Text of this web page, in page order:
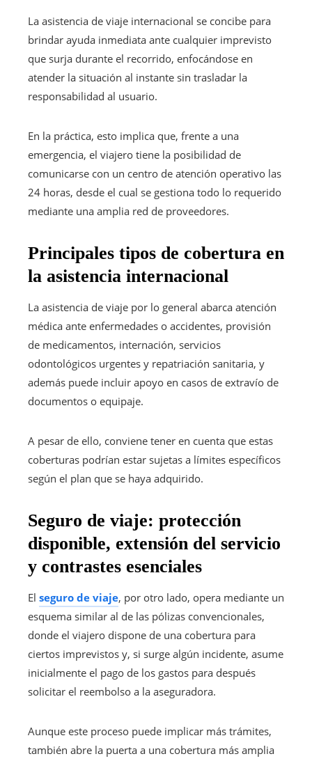
La asistencia de viaje internacional se concibe para
brindar ayuda inmediata ante cualquier imprevisto
que surja durante el recorrido, enfocándose en
atender la situación al instante sin trasladar la
responsabilidad al usuario.
En la práctica, esto implica que, frente a una
emergencia, el viajero tiene la posibilidad de
comunicarse con un centro de atención operativo las
24 horas, desde el cual se gestiona todo lo requerido
mediante una amplia red de proveedores.
Principales tipos de cobertura en
la asistencia internacional
La asistencia de viaje por lo general abarca atención
médica ante enfermedades o accidentes, provisión
de medicamentos, internación, servicios
odontológicos urgentes y repatriación sanitaria, y
además puede incluir apoyo en casos de extravío de
documentos o equipaje.
A pesar de ello, conviene tener en cuenta que estas
coberturas podrían estar sujetas a límites específicos
según el plan que se haya adquirido.
Seguro de viaje: protección
disponible, extensión del servicio
y contrastes esenciales
El seguro de viaje, por otro lado, opera mediante un
esquema similar al de las pólizas convencionales,
donde el viajero dispone de una cobertura para
ciertos imprevistos y, si surge algún incidente, asume
inicialmente el pago de los gastos para después
solicitar el reembolso a la aseguradora.
Aunque este proceso puede implicar más trámites,
también abre la puerta a una cobertura más amplia